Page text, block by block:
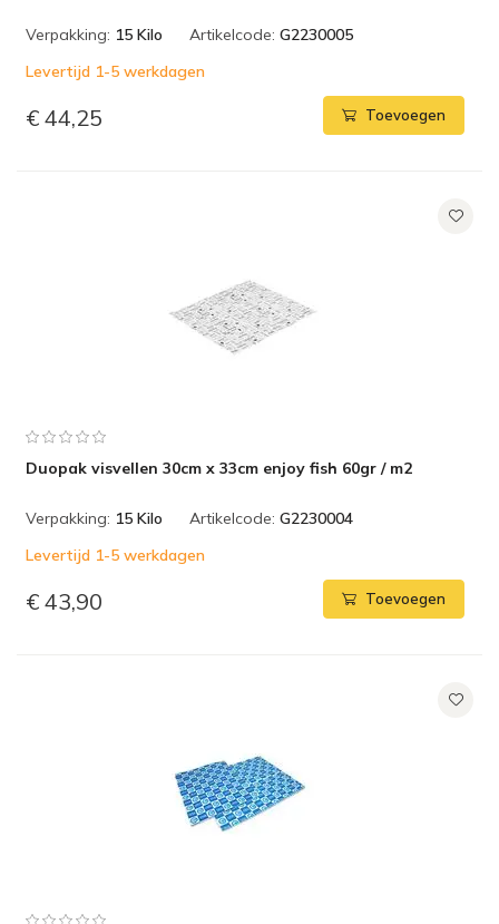
Verpakking: 15 Kilo Artikelcode: G2230005
Levertijd 1-5 werkdagen
€ 44,25 Toevoegen
Duopak visvellen 30cm x 33cm enjoy fish 60gr / m2
Verpakking: 15 Kilo Artikelcode: G2230004
Levertijd 1-5 werkdagen
€ 43,90 Toevoegen